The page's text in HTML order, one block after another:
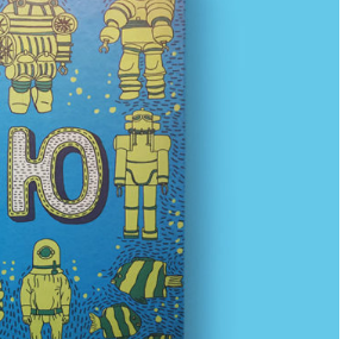
Ігри та конкурси на Новий рік
для всієї сім’ї — ідеї для
святкового вечора